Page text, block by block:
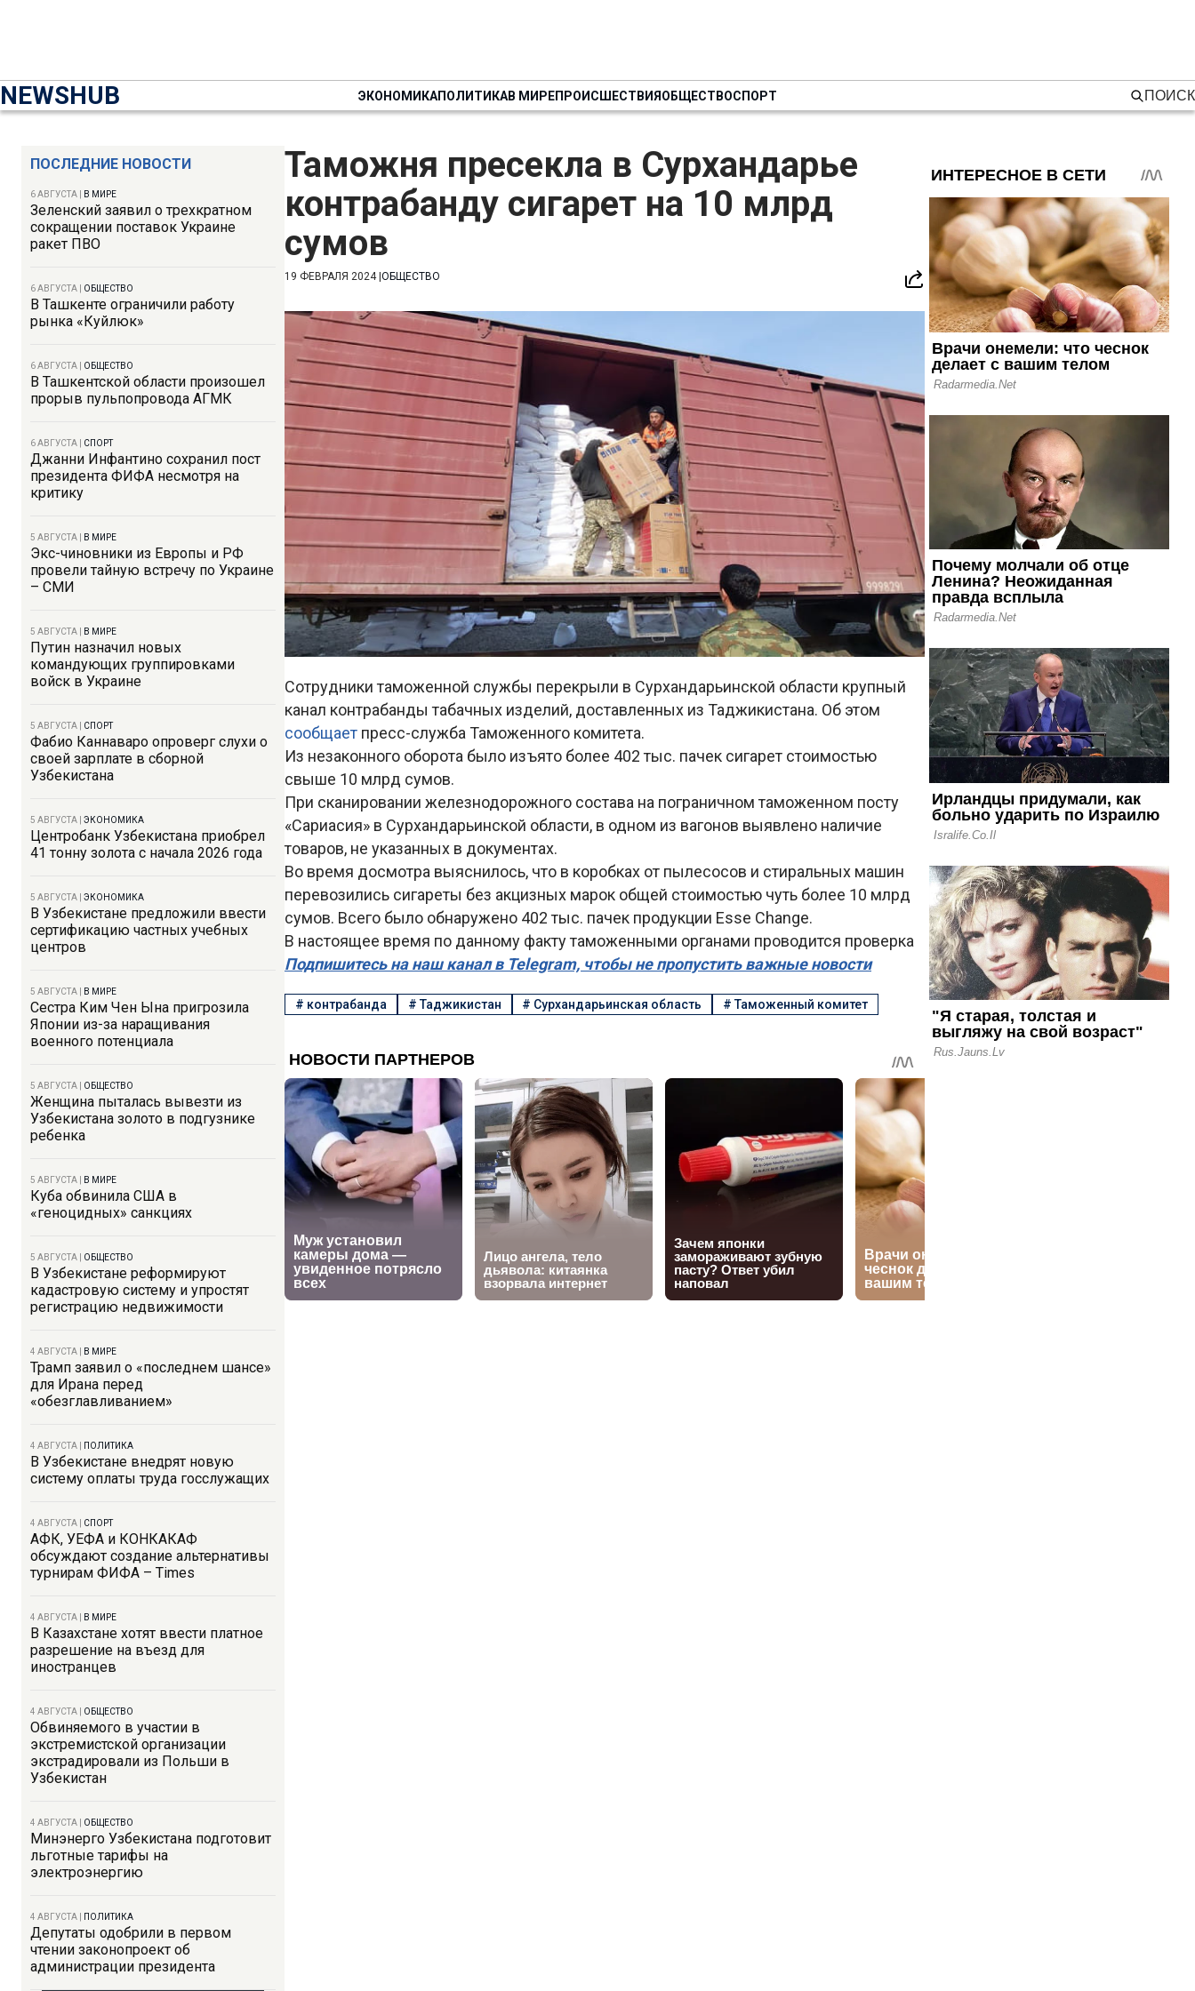
NEWSHUB ЭКОНОМИКАПОЛИТИКАВ МИРЕПРОИСШЕСТВИЯОБЩЕСТВОСПОРТ ПОИСК
ПОСЛЕДНИЕ НОВОСТИ
6 АВГУСТА В МИРЕ
Зеленский заявил о трехкратном
сокращении поставок Украине
ракет ПВО
6 АВГУСТА ОБЩЕСТВО
В Ташкенте ограничили работу
рынка «Куйлюк»
6 АВГУСТА ОБЩЕСТВО
В Ташкентской области произошел
прорыв пульпопровода АГМК
6 АВГУСТА СПОРТ
Джанни Инфантино сохранил пост
президента ФИФА несмотря на
критику
5 АВГУСТА В МИРЕ
Экс-чиновники из Европы и РФ
провели тайную встречу по Украине
– СМИ
5 АВГУСТА В МИРЕ
Путин назначил новых
командующих группировками
войск в Украине
5 АВГУСТА СПОРТ
Фабио Каннаваро опроверг слухи о
своей зарплате в сборной
Узбекистана
5 АВГУСТА ЭКОНОМИКА
Центробанк Узбекистана приобрел
41 тонну золота с начала 2026 года
5 АВГУСТА ЭКОНОМИКА
В Узбекистане предложили ввести
сертификацию частных учебных
центров
5 АВГУСТА В МИРЕ
Сестра Ким Чен Ына пригрозила
Японии из-за наращивания
военного потенциала
5 АВГУСТА ОБЩЕСТВО
Женщина пыталась вывезти из
Узбекистана золото в подгузнике
ребенка
5 АВГУСТА В МИРЕ
Куба обвинила США в
«геноцидных» санкциях
5 АВГУСТА ОБЩЕСТВО
В Узбекистане реформируют
кадастровую систему и упростят
регистрацию недвижимости
4 АВГУСТА В МИРЕ
Трамп заявил о «последнем шансе»
для Ирана перед
«обезглавливанием»
4 АВГУСТА ПОЛИТИКА
В Узбекистане внедрят новую
систему оплаты труда госслужащих
4 АВГУСТА СПОРТ
АФК, УЕФА и КОНКАКАФ
обсуждают создание альтернативы
турнирам ФИФА – Times
4 АВГУСТА В МИРЕ
В Казахстане хотят ввести платное
разрешение на въезд для
иностранцев
4 АВГУСТА ОБЩЕСТВО
Обвиняемого в участии в
экстремистской организации
экстрадировали из Польши в
Узбекистан
4 АВГУСТА ОБЩЕСТВО
Минэнерго Узбекистана подготовит
льготные тарифы на
электроэнергию
4 АВГУСТА ПОЛИТИКА
Депутаты одобрили в первом
чтении законопроект об
администрации президента
Таможня пресекла в Сурхандарье
контрабанду сигарет на 10 млрд
сумов
19 ФЕВРАЛЯ 2024| ОБЩЕСТВО
Сотрудники таможенной службы перекрыли в Сурхандарьинской области крупный
канал контрабанды табачных изделий, доставленных из Таджикистана. Об этом
сообщает пресс-служба Таможенного комитета.
Из незаконного оборота было изъято более 402 тыс. пачек сигарет стоимостью
свыше 10 млрд сумов.
При сканировании железнодорожного состава на пограничном таможенном посту
«Сариасия» в Сурхандарьинской области, в одном из вагонов выявлено наличие
товаров, не указанных в документах.
Во время досмотра выяснилось, что в коробках от пылесосов и стиральных машин
перевозились сигареты без акцизных марок общей стоимостью чуть более 10 млрд
сумов. Всего было обнаружено 402 тыс. пачек продукции Esse Change.
В настоящее время по данному факту таможенными органами проводится проверка
Подпишитесь на наш канал в Telegram, чтобы не пропустить важные новости
# контрабанда #Таджикистан # Сурхандарьинская область #Таможенный комитет